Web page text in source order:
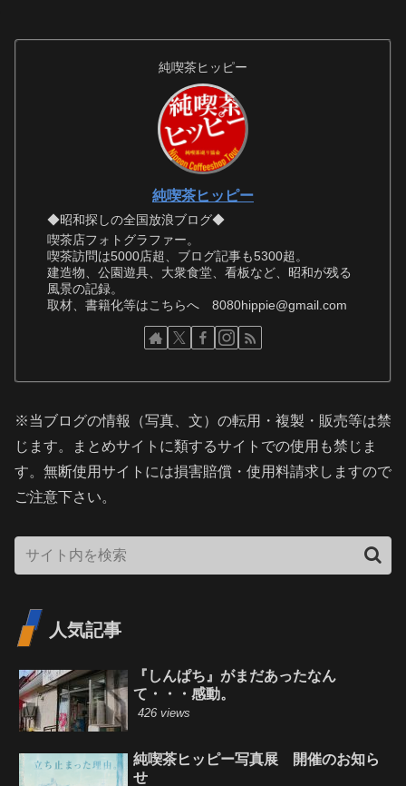
純喫茶ヒッピー
純喫茶ヒッピー
◆昭和探しの全国放浪ブログ◆
喫茶店フォトグラファー。
喫茶訪問は5000店超、ブログ記事も5300超。
建造物、公園遊具、大衆食堂、看板など、昭和が残る
風景の記録。
取材、書籍化等はこちらへ 8080hippie@gmail.com
※当ブログの情報（写真、文）の転用・複製・販売等は禁
じます。まとめサイトに類するサイトでの使用も禁じま
す。無断使用サイトには損害賠償・使用料請求しますので
ご注意下さい。
人気記事
『しんぱち』がまだあったなん
て・・・感動。
426 views
純喫茶ヒッピー写真展 開催のお知ら
せ